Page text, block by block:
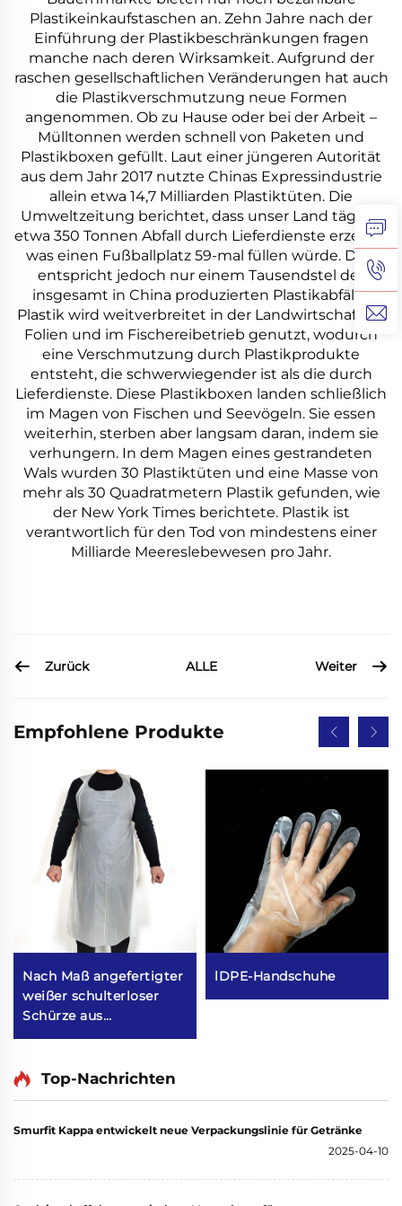
Plastikeinkaufstaschen an. Zehn Jahre nach der
Einführung der Plastikbeschränkungen fragen
manche nach deren Wirksamkeit. Aufgrund der
raschen gesellschaftlichen Veränderungen hat auch
die Plastikverschmutzung neue Formen
angenommen. Ob zu Hause oder bei der Arbeit –
Mülltonnen werden schnell von Paketen und
Plastikboxen gefüllt. Laut einer jüngeren Autorität
aus dem Jahr 2017 nutzte Chinas Expressindustrie
allein etwa 14,7 Milliarden Plastiktüten. Die
Umweltzeitung berichtet, dass unser Land täglich
etwa 350 Tonnen Abfall durch Lieferdienste erzeugt,
was einen Fußballplatz 59-mal füllen würde. Dies
entspricht jedoch nur einem Tausendstel der
insgesamt in China produzierten Plastikabfälle.
Plastik wird weitverbreitet in der Landwirtschaft für
Folien und im Fischereibetrieb genutzt, wodurch
eine Verschmutzung durch Plastikprodukte
entsteht, die schwerwiegender ist als die durch
Lieferdienste. Diese Plastikboxen landen schließlich
im Magen von Fischen und Seevögeln. Sie essen
weiterhin, sterben aber langsam daran, indem sie
verhungern. In dem Magen eines gestrandeten
Wals wurden 30 Plastiktüten und eine Masse von
mehr als 30 Quadratmetern Plastik gefunden, wie
der New York Times berichtete. Plastik ist
verantwortlich für den Tod von mindestens einer
Milliarde Meereslebewesen pro Jahr.
Zurück ALLE Weiter
Empfohlene Produkte
Nach Maß angefertigter
weißer schulterloser
Schürze aus
Polyethylen-Schürzen
lDPE-Handschuhe
Top-Nachrichten
Smurfit Kappa entwickelt neue Verpackungslinie für Getränke
2025-04-10